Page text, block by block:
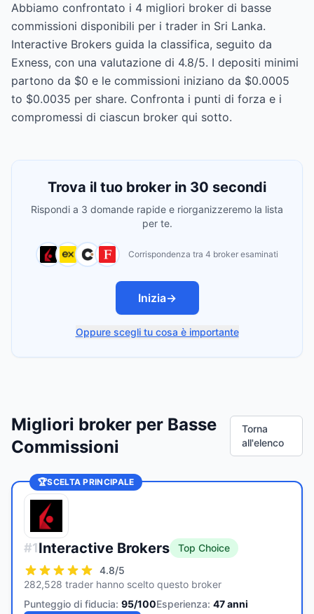
Abbiamo confrontato i 4 migliori broker di basse
commissioni disponibili per i trader in Sri Lanka.
Interactive Brokers guida la classifica, seguito da
Exness, con una valutazione di 4.8/5. I depositi minimi
partono da $0 e le commissioni iniziano da $0.0005
to $0.0035 per share. Confronta i punti di forza e i
compromessi di ciascun broker qui sotto.
Trova il tuo broker in 30 secondi
Rispondi a 3 domande rapide e riorganizzeremo la lista
per te.
Corrispondenza tra 4 broker esaminati
Inizia→
Oppure scegli tu cosa è importante
Migliori broker per Basse
Commissioni
Torna
all'elenco
🏆SCELTA PRINCIPALE
#1Interactive Brokers
Top Choice
4.8/5
282,528 trader hanno scelto questo broker
Punteggio di fiducia: 95/100Esperienza: 47anni